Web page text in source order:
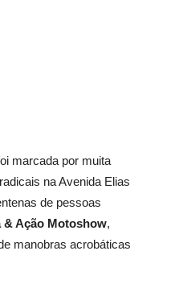
marcada por muita
na Avenida Elias
de pessoas
& Ação Motoshow,
manobras acrobáticas